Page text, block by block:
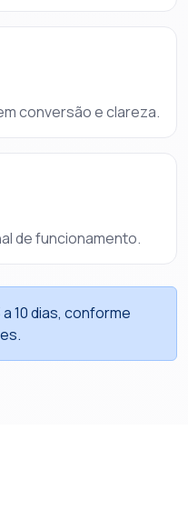
conversão e clareza.
de funcionamento.
10 dias, conforme